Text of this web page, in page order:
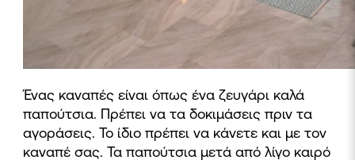
Ένας καναπές είναι όπως ένα ζευγάρι καλά
παπούτσια. Πρέπει να τα δοκιμάσεις πριν τα
αγοράσεις. Το ίδιο πρέπει να κάνετε και με τον
καναπέ σας. Τα παπούτσια μετά από λίγο καιρό